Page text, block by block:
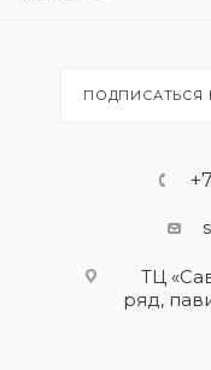
ПОДПИСАТЬСЯ
ТЦ
ряд,